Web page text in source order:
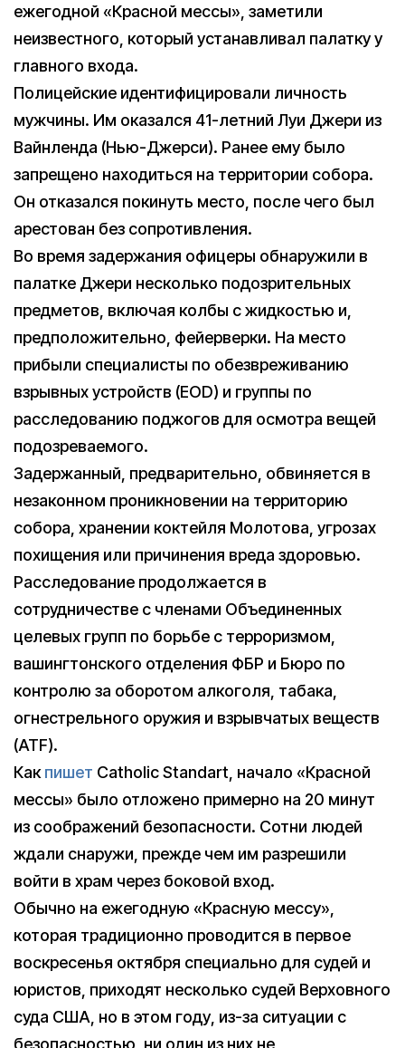
ежегодной «Красной мессы», заметили
неизвестного, который устанавливал палатку у
главного входа.
Полицейские идентифицировали личность
мужчины. Им оказался 41-летний Луи Джери из
Вайнленда (Нью-Джерси). Ранее ему было
запрещено находиться на территории собора.
Он отказался покинуть место, после чего был
арестован без сопротивления.
Во время задержания офицеры обнаружили в
палатке Джери несколько подозрительных
предметов, включая колбы с жидкостью и,
предположительно, фейерверки. На место
прибыли специалисты по обезвреживанию
взрывных устройств (EOD) и группы по
расследованию поджогов для осмотра вещей
подозреваемого.
Задержанный, предварительно, обвиняется в
незаконном проникновении на территорию
собора, хранении коктейля Молотова, угрозах
похищения или причинения вреда здоровью.
Расследование продолжается в
сотрудничестве с членами Объединенных
целевых групп по борьбе с терроризмом,
вашингтонского отделения ФБР и Бюро по
контролю за оборотом алкоголя, табака,
огнестрельного оружия и взрывчатых веществ
(ATF).
Какпишет Catholic Standart, начало «Красной
мессы» было отложено примерно на 20 минут
из соображений безопасности. Сотни людей
ждали снаружи, прежде чем им разрешили
войти в храм через боковой вход.
Обычно на ежегодную «Красную мессу»,
которая традиционно проводится в первое
воскресенья октября специально для судей и
юристов, приходят несколько судей Верховного
суда США, но в этом году, из-за ситуации с